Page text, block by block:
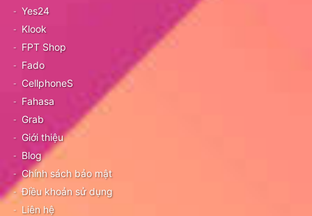
Yes24
Klook
FPT Shop
Fado
CellphoneS
Fahasa
Grab
Giới thiệu
Blog
Chính sách bảo mật
Điều khoản sử dụng
Liên hệ